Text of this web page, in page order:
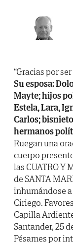
“Gracias por
Su esposa:
Mayte; hijos
Estela, Lara,
Carlos;
hermanos
Ruegan una
cuerpo
las CUATRO Y
de SANTA
inhumándose
Ciriego.
Capilla
Santander, 25
Pésames por